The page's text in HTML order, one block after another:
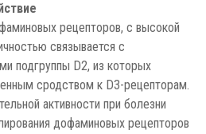
рецепторов, с высокой
связывается с
подгруппы D2, из которых
сродством к D3-рецепторам.
активности при болезни
дофаминовых рецепторов